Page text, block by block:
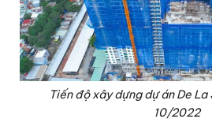
Tiến độ xây dựng dự án De La
10/2022